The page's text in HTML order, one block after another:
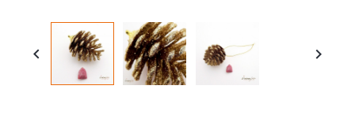
 